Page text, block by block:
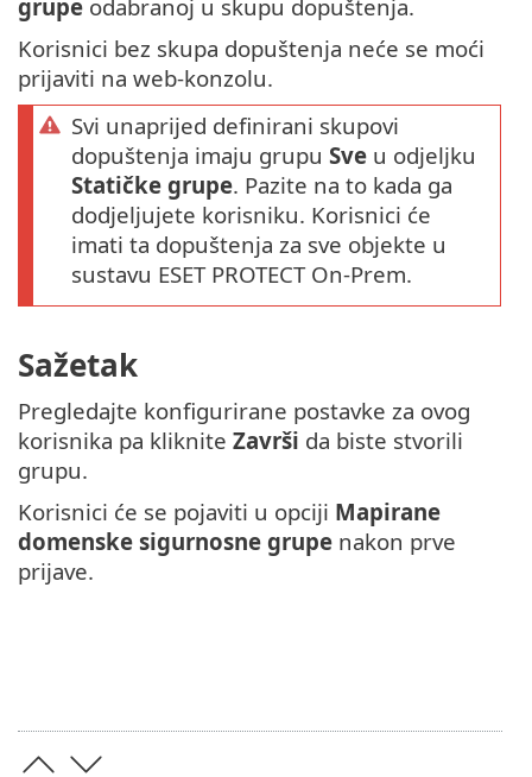
grupe odabranoj u skupu dopuštenja.
Korisnici bez skupa dopuštenja neće se moći
prijaviti na web-konzolu.
Svi unaprijed definirani skupovi
dopuštenja imaju grupu Sve u odjeljku
Statičke grupe. Pazite na to kada ga
dodjeljujete korisniku. Korisnici će
imati ta dopuštenja za sve objekte u
sustavu ESET PROTECT On-Prem.
Sažetak
Pregledajte konfigurirane postavke za ovog
korisnika pa kliknite Završi da biste stvorili
grupu.
Korisnici će se pojaviti u opciji Mapirane
domenske sigurnosne grupe nakon prve
prijave.